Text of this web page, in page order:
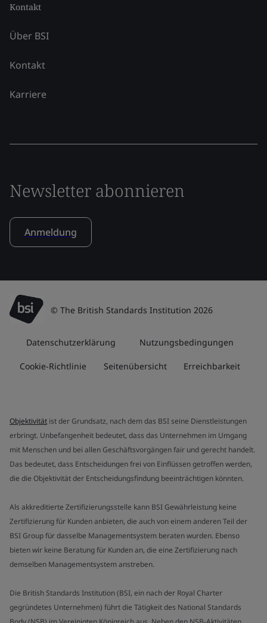
Kontakt
Über BSI
Kontakt
Karriere
Newsletter abonnieren
Anmeldung
© The British Standards Institution 2026
Datenschutzerklärung Nutzungsbedingungen
Cookie-Richtlinie Seitenübersicht Erreichbarkeit
Objektivität ist der Grundsatz, nach dem das BSI seine Dienstleistungen
erbringt. Unbefangenheit bedeutet, dass das Unternehmen im Umgang
mit Menschen und bei allen Geschäftsvorgängen fair und gerecht handelt.
Das bedeutet, dass Entscheidungen frei von Einflüssen getroffen werden,
die die Objektivität der Entscheidungsfindung beeinträchtigen könnten.
Als akkreditierte Zertifizierungsstelle kann BSI Gewährleistung keine
Zertifizierung für Kunden anbieten, die auch von einem anderen Teil der
BSI Group für dasselbe Managementsystem beraten wurden. Ebenso
bieten wir keine Beratung für Kunden an, die eine Zertifizierung nach
demselben Managementsystem anstreben.
Die British Standards Institution (BSI, ein nach der Royal Charter
gegründetes Unternehmen) führt die Tätigkeit des National Standards